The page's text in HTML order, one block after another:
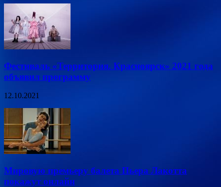
Фестиваль «Территория. Красноярск» 2021 года
объявил программу
12.10.2021
Мировую премьеру балета Пьера Лакотта
покажут онлайн